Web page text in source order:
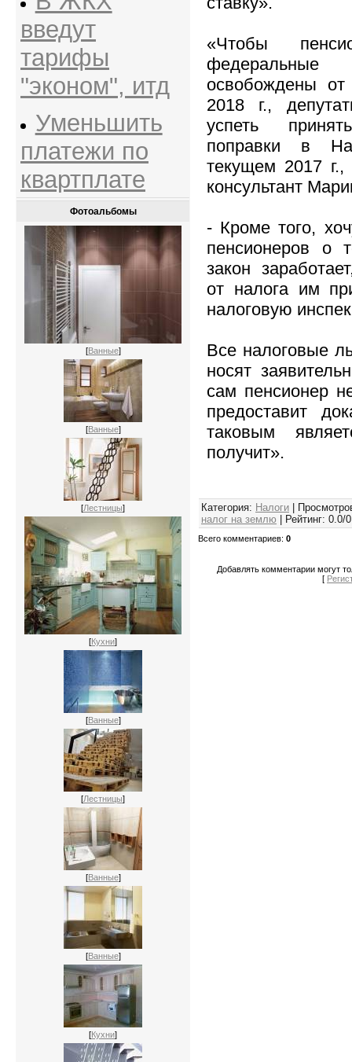
введут
тарифы
"эконом", итд
Уменьшить
платежи по
квартплате
Фотоальбомы
[Ванные]
[Ванные]
[Лестницы]
[Кухни]
[Ванные]
[Лестницы]
[Ванные]
[Ванные]
[Кухни]
«Чтобы
освобождены
2018 г.,
успеть
поправки в
текущем 2017 г.,
консультант
- Кроме того,
пенсионеров о
закон
от налога им
налоговую
Все налоговые
носят
сам пенсионер
предоставит
таковым
получит».
Категория: Налоги
налог на землю
Рейтинг: 0.0/0
Всего комментариев: 0
Добавлять комментарии могут
[